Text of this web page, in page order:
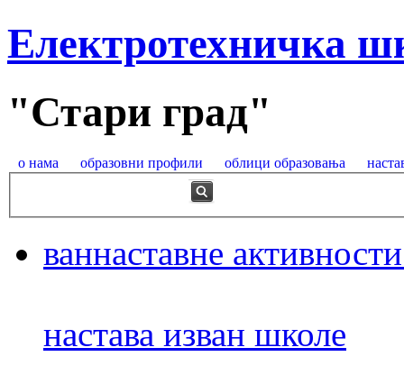
Електротехничка
"Стари град"
о нама образовни профили облици образовања
ваннаставне
настава изван школе